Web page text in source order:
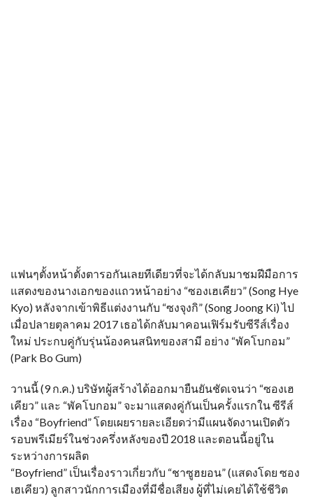
แฟนๆตั้งหน้าตั้งตารอกันเลยทีเดียวที่จะได้กลับมาชมฝีมือการ
แสดงของนางเอกของแถวหน้าอย่าง “ซองเฮเคียว” (Song Hye
Kyo) หลังจากเข้าพิธีแต่งงานกับ “ซงจุงกิ” (Song Joong Ki) ไป
เมื่อปลายตุลาคม 2017 เธอได้กลับมาคอนเฟิร์มรับซีรีส์เรื่อง
ใหม่ ประกบคู่กับรุ่นน้องคนสนิทของสามี อย่าง “พัคโบกอม”
(Park Bo Gum)
วานนี้ (9 ก.ค.) บริษัทผู้สร้างได้ออกมายืนยันชัดเจนว่า “ซองเฮ
เคียว” และ “พัคโบกอม” จะมาแสดงคู่กันเป็นครั้งแรกใน ซีรีส์
เรื่อง “Boyfriend” โดยเผยรายละเอียดว่ามีแผนจัดงานเปิดตัว
รอบพรีเมียร์ในช่วงครึ่งหลังของปี 2018 และตอนนี้อยู่ใน
ระหว่างการผลิต
“Boyfriend” เป็นเรื่องราวเกี่ยวกับ “ชาซูฮยอน” (แสดงโดย ซอง
เฮเคียว) ลูกสาวนักการเมืองที่มีชื่อเสียง ผู้ที่ไม่เคยได้ใช้ชีวิต